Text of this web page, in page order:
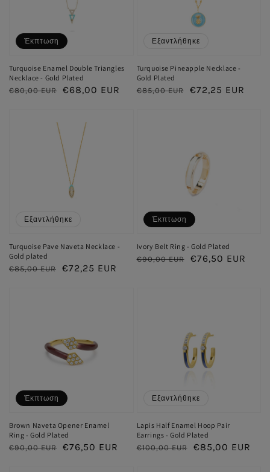
Turquoise Enamel Double Triangles
Necklace - Gold Plated
Κανονική
€80,00 EUR
Τιμή
€68,00 EUR
Έκπτωση
Turquoise Pineapple Necklace -
Gold Plated
Κανονική
€85,00 EUR
Τιμή
€72,25 EUR
Εξαντλήθηκε
Turquoise Pave Naveta Necklace -
Gold plated
Κανονική
€85,00 EUR
Τιμή
€72,25 EUR
Εξαντλήθηκε
Ivory Belt Ring - Gold Plated
Κανονική
€90,00 EUR
Τιμή
€76,50 EUR
Έκπτωση
Brown Naveta Opener Enamel
Ring - Gold Plated
Κανονική
€90,00 EUR
Τιμή
€76,50 EUR
Έκπτωση
Lapis Half Enamel Hoop Pair
Earrings - Gold Plated
Κανονική
€100,00 EUR
Τιμή
€85,00 EUR
Εξαντλήθηκε